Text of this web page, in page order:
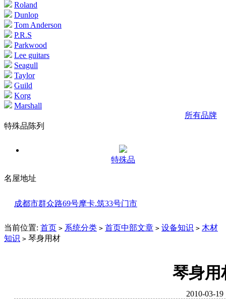
Roland
Dunlop
Tom Anderson
P.R.S
Parkwood
Lee guitars
Seagull
Taylor
Guild
Korg
Marshall
所有品牌
特殊品陈列
特殊品
名屋地址
成都市群众路69号摩卡.筑33号门市
当前位置: 首页 > 系统分类 > 首页中部文章 > 设备知识 > 木材
知识 > 琴身用材
琴身用
2010-03-19